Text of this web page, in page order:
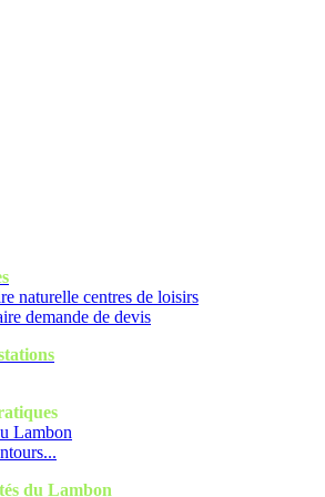
naturelle centres de loisirs
demande de devis
Lambon
du Lambon